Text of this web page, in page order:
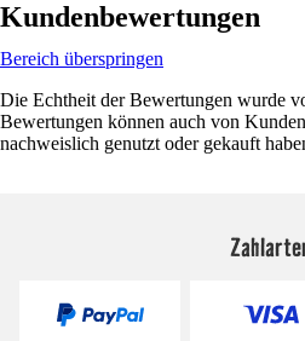
Kundenbewertungen
Bereich überspringen
Die Echtheit der Bewertungen wurde
Bewertungen können auch von
nachweislich genutzt oder gekauft